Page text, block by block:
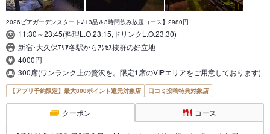
2026ビアガーデンスタート♪13品＆3時間飲み放題コース】2980円
11:30～23:45(料理L.O.23:15,ドリンクL.O.23:30)
新宿･大久保ｴﾘｱ各駅からｱｸｾｽ抜群の好立地
4000円
300席(ワンランク上の贅沢を。限定1席のVIPエリアをご用意しております)
【アプリ予約限定】最大800ポイント還元対象店 口コミ投稿特典対象店
クーポン コース